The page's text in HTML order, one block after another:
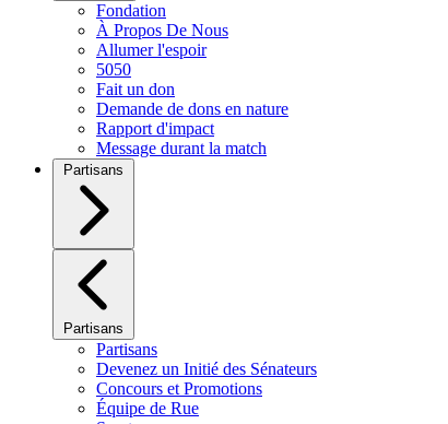
Fondation
À Propos De Nous
Allumer l'espoir
5050
Fait un don
Demande de dons en nature
Rapport d'impact
Message durant la match
Partisans
Partisans
Partisans
Devenez un Initié des Sénateurs
Concours et Promotions
Équipe de Rue